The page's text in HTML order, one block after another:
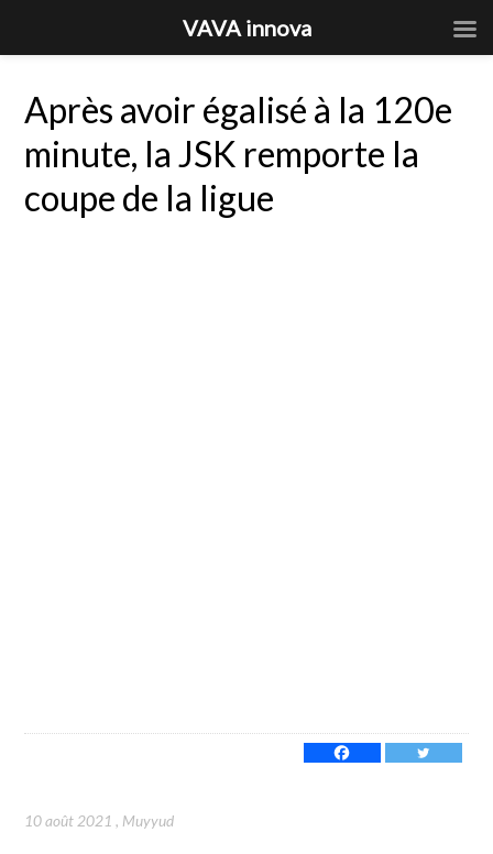
Après avoir égalisé à la 120e
minute, la JSK remporte la
coupe de la ligue
10 août 2021 , Muyyud
VAVA innova